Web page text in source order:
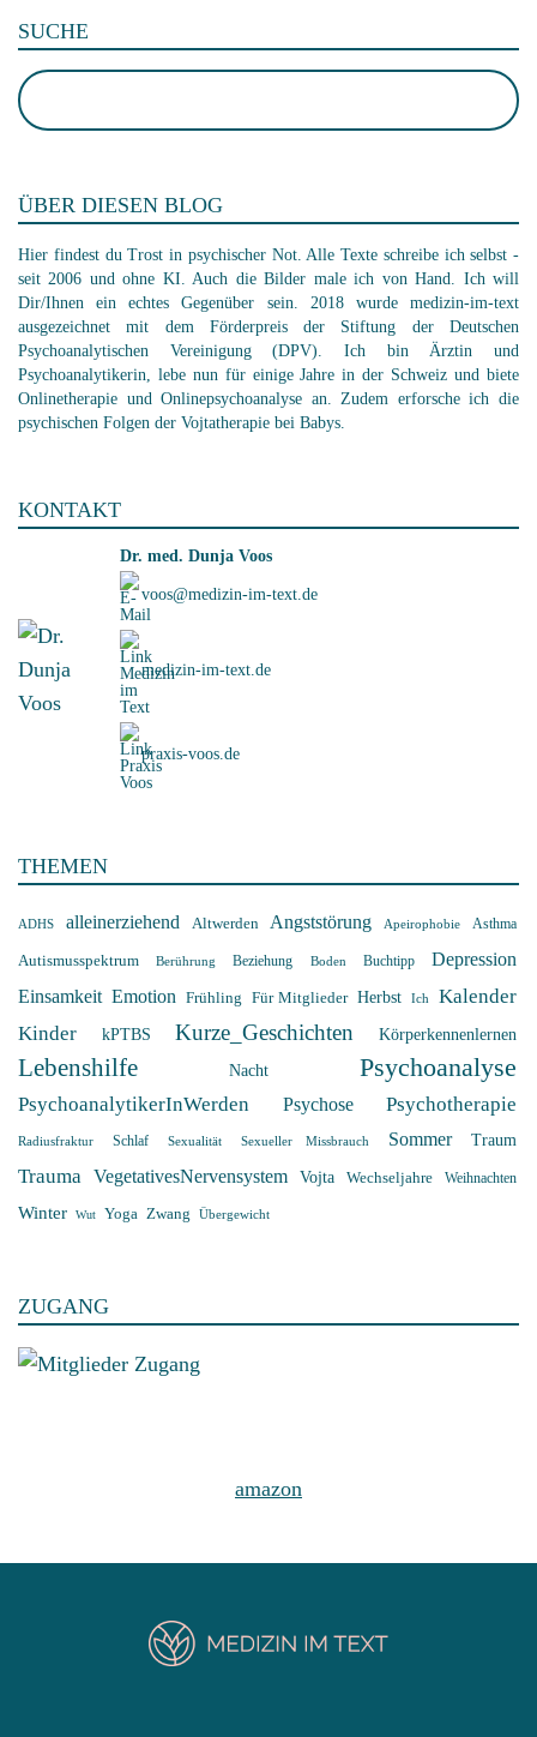
SUCHE
Suchen
nach:
ÜBER DIESEN BLOG
Hier findest du Trost in psychischer Not. Alle Texte schreibe ich selbst -
seit 2006 und ohne KI. Auch die Bilder male ich von Hand. Ich will
Dir/Ihnen ein echtes Gegenüber sein. 2018 wurde medizin-im-text
ausgezeichnet mit dem Förderpreis der Stiftung der Deutschen
Psychoanalytischen Vereinigung (DPV). Ich bin Ärztin und
Psychoanalytikerin, lebe nun für einige Jahre in der Schweiz und biete
Onlinetherapie und Onlinepsychoanalyse an. Zudem erforsche ich die
psychischen Folgen der Vojtatherapie bei Babys.
KONTAKT
Dr. med. Dunja Voos
voos@medizin-im-text.de
medizin-im-text.de
praxis-voos.de
THEMEN
ADHS alleinerziehend Altwerden Angststörung Apeirophobie Asthma
Autismusspektrum Berührung Beziehung Boden Buchtipp Depression
Einsamkeit Emotion Frühling Für Mitglieder Herbst Ich
Kalender
Kinder
kPTBS Kurze_Geschichten Körperkennenlernen
Lebenshilfe Nacht Psychoanalyse
PsychoanalytikerInWerden Psychose Psychotherapie
Radiusfraktur Schlaf Sexualität Sexueller Missbrauch Sommer Traum
Trauma VegetativesNervensystem Vojta Wechseljahre Weihnachten
Winter Wut Yoga Zwang Übergewicht
ZUGANG
amazon